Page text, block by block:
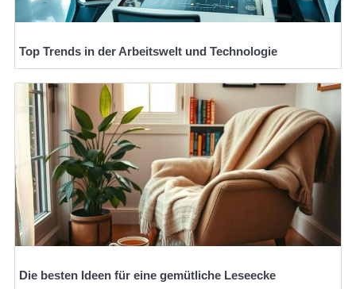
Top Trends in der Arbeitswelt und Technologie
Die besten Ideen für eine gemütliche Leseecke